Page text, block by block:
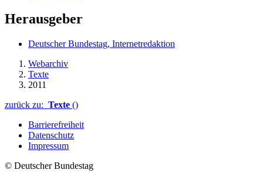
Herausgeber
Deutscher Bundestag, Internetredaktion
Webarchiv
Texte
2011
zurück zu: Texte ()
Barrierefreiheit
Datenschutz
Impressum
© Deutscher Bundestag